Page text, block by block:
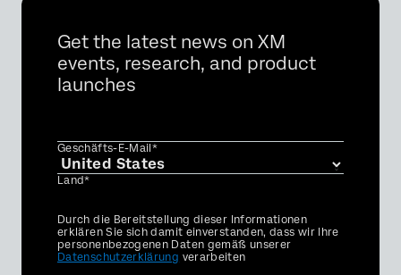
Get the latest news on XM
events, research, and product
launches
Geschäfts-E-Mail*
Land*
Privacy
Optin
Durch die Bereitstellung dieser Informationen
erklären Sie sich damit einverstanden, dass wir Ihre
personenbezogenen Daten gemäß unserer
Datenschutzerklärung verarbeiten